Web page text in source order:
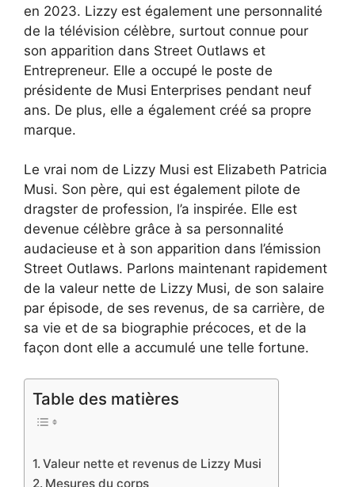
en 2023. Lizzy est également une personnalité
de la télévision célèbre, surtout connue pour
son apparition dans Street Outlaws et
Entrepreneur. Elle a occupé le poste de
présidente de Musi Enterprises pendant neuf
ans. De plus, elle a également créé sa propre
marque.
Le vrai nom de Lizzy Musi est Elizabeth Patricia
Musi. Son père, qui est également pilote de
dragster de profession, l’a inspirée. Elle est
devenue célèbre grâce à sa personnalité
audacieuse et à son apparition dans l’émission
Street Outlaws. Parlons maintenant rapidement
de la valeur nette de Lizzy Musi, de son salaire
par épisode, de ses revenus, de sa carrière, de
sa vie et de sa biographie précoces, et de la
façon dont elle a accumulé une telle fortune.
Table des matières
Valeur nette et revenus de Lizzy Musi
Mesures du corps